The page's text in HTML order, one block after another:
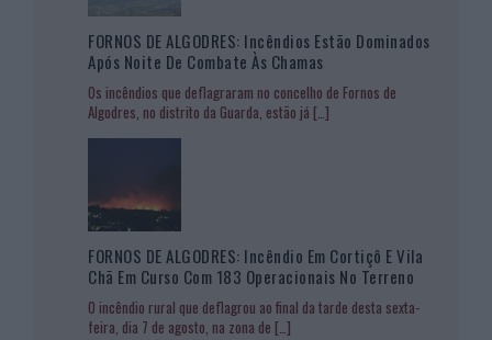
FORNOS DE ALGODRES: Incêndios Estão Dominados
Após Noite De Combate Às Chamas
Os incêndios que deflagraram no concelho de Fornos de
Algodres, no distrito da Guarda, estão já […]
FORNOS DE ALGODRES: Incêndio Em Cortiçô E Vila
Chã Em Curso Com 183 Operacionais No Terreno
O incêndio rural que deflagrou ao final da tarde desta sexta-
feira, dia 7 de agosto, na zona de […]